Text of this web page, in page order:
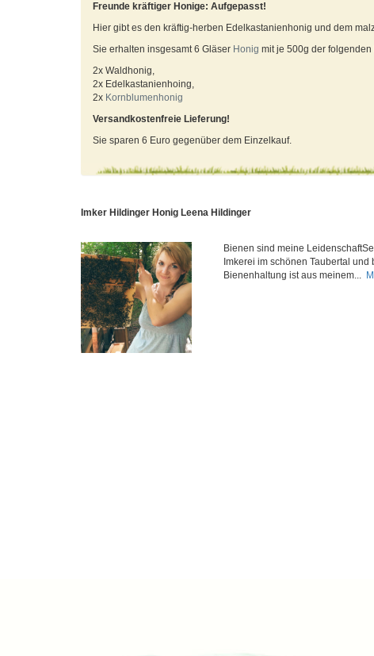
Freunde kräftiger Honige: Aufgepasst!
Hier gibt es den kräftig-herben Edelkastanienhonig und dem
Sie erhalten insgesamt 6 Gläser Honig mit je 500g der
2x Waldhonig,
2x Edelkastanienhoing,
2x Kornblumenhonig
Versandkostenfreie Lieferung!
Sie sparen 6 Euro gegenüber dem Einzelkauf.
Imker Hildinger Honig Leena Hildinger
Bienen sind meine
Imkerei im schönen Taubertal
Bienenhaltung ist aus meinem...